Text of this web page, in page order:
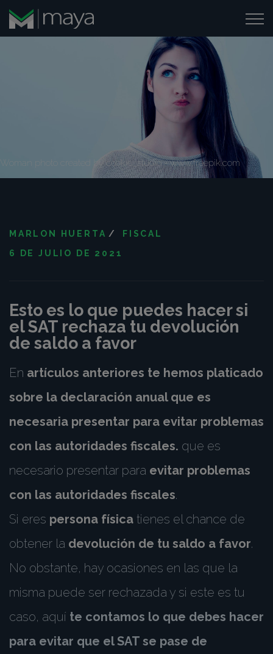
Woman photo created by cookie_studio - www.freepik.com
MARLON HUERTA /
FISCAL
6 DE JULIO DE 2021
Esto es lo que puedes hacer si
el SAT rechaza tu devolución
de saldo a favor
En artículos anteriores te hemos platicado
sobre la declaración anual que es
necesaria presentar para evitar problemas
con las autoridades fiscales. que es
necesario presentar para evitar problemas
con las autoridades fiscales.
Si eres persona física tienes el chance de
obtener la devolución de tu saldo a favor.
No obstante, hay ocasiones en las que la
misma puede ser rechazada y si este es tu
caso, aquí te contamos lo que debes hacer
para evitar que el SAT se pase de